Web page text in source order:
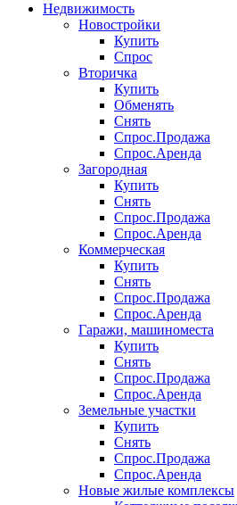
Недвижимость
Новостройки
Купить
Спрос
Вторичка
Купить
Обменять
Снять
Спрос.Продажа
Спрос.Аренда
Загородная
Купить
Снять
Спрос.Продажа
Спрос.Аренда
Коммерческая
Купить
Снять
Спрос.Продажа
Спрос.Аренда
Гаражи, машиноместа
Купить
Снять
Спрос.Продажа
Спрос.Аренда
Земельные участки
Купить
Снять
Спрос.Продажа
Спрос.Аренда
Новые жилые комплексы